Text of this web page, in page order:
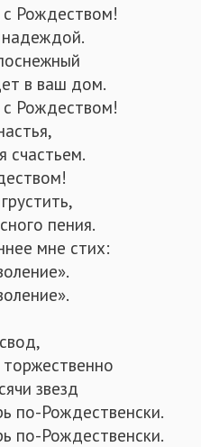
Рождеством!
надеждой.
в ваш дом.
Рождеством!
счастьем.
пения.
мне стих:
торжественно
звезд
по-Рождественски.
по-Рождественски.